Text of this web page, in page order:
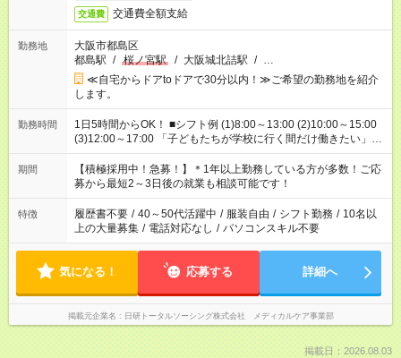
交通費 交通費全額支給
勤務地
大阪市都島区
都島駅 / 桜ノ宮駅 / 大阪城北詰駅 / …
≪自宅からドアtoドアで30分以内！≫ご希望の勤務地を紹介
します。
勤務時間
1日5時間からOK！ ■シフト例 (1)8:00～13:00 (2)10:00～15:00
(3)12:00～17:00 「子どもたちが学校に行く間だけ働きたい」
「余裕を持って夕飯の準備がしたい」 「午前中は働いて、午後
はプライベートの時間にしたい」 など、ご希望を教えてくださ
いね。 ※Wワーク希望の方へ 今ご覧のお仕事で希望する勤務時
間と、もう1つのお仕事の勤務時間。 合計で週40時間を超える
場合は応募できません。
期間
【積極採用中！急募！】＊1年以上勤務している方が多数！ご応
募から最短2～3日後の就業も相談可能です！
特徴 履歴書不要 / 40～50代活躍中 / 服装自由 / シフト勤務 / 10名以
上の大量募集 / 電話対応なし / パソコンスキル不要
気になる！ 応募する 詳細へ
掲載元企業名 日研トータルソーシング株式会社 メディカルケア事業部
掲載日：2026.08.03